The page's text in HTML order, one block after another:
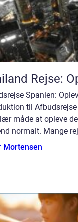
Rejse:
Spanien:
til
måde at opleve
normalt. Mange
Mortensen